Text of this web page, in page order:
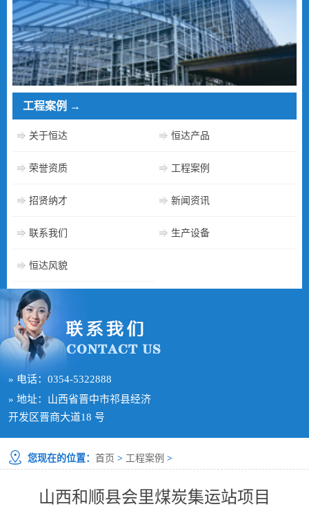
工程案例 →
关于恒达 恒达产品
荣誉资质 工程案例
招贤纳才 新闻资讯
联系我们 生产设备
恒达风貌
» 电话：0354-5322888
» 地址：山西省晋中市祁县经济
开发区晋商大道18 号
您现在的位置： 首页 > 工程案例 >
山西和顺县会里煤炭集运站项目